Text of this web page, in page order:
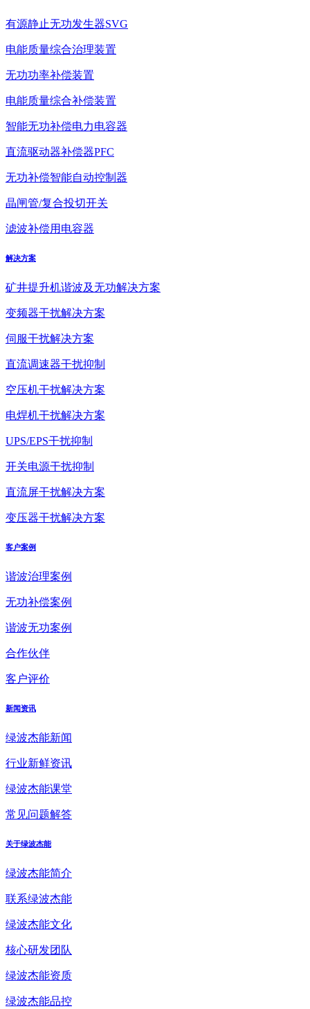
有源静止无功发生器SVG
电能质量综合治理装置
无功功率补偿装置
电能质量综合补偿装置
智能无功补偿电力电容器
直流驱动器补偿器PFC
无功补偿智能自动控制器
晶闸管/复合投切开关
滤波补偿用电容器
解决方案
矿井提升机谐波及无功解决方案
变频器干扰解决方案
伺服干扰解决方案
直流调速器干扰抑制
空压机干扰解决方案
电焊机干扰解决方案
UPS/EPS干扰抑制
开关电源干扰抑制
直流屏干扰解决方案
变压器干扰解决方案
客户案例
谐波治理案例
无功补偿案例
谐波无功案例
合作伙伴
客户评价
新闻资讯
绿波杰能新闻
行业新鲜资讯
绿波杰能课堂
常见问题解答
关于绿波杰能
绿波杰能简介
联系绿波杰能
绿波杰能文化
核心研发团队
绿波杰能资质
绿波杰能品控